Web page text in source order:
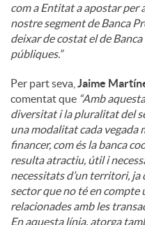
com a Entitat a apostar
nostre segment de Banca
deixar de costat el de
públiques.”
Per part seva, Jaime
comentat que “Amb
diversitat i la pluralitat del
una modalitat cada vegada
financer, com és la banca
resulta atractiu, útil i
necessitats d’un territori,
sector que no té en compte
relacionades amb les
En aquesta línia, atorga